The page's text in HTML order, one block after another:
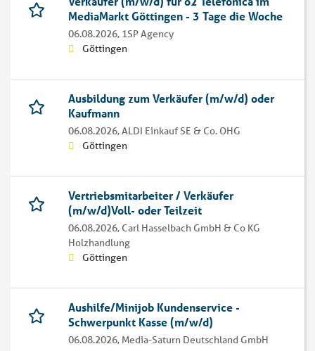
MediaMarkt Göttingen - 3 Tage die Woche
06.08.2026, 1SP Agency
Göttingen
Ausbildung zum Verkäufer (m/w/d) oder
Kaufmann
06.08.2026,ALDI Einkauf SE & Co. OHG
Göttingen
Vertriebsmitarbeiter / Verkäufer
(m/w/d)Voll- oder Teilzeit
06.08.2026, Carl Hasselbach GmbH & Co KG
Holzhandlung
Göttingen
Aushilfe/Minijob Kundenservice -
Schwerpunkt Kasse (m/w/d)
06.08.2026, Media-Saturn Deutschland GmbH